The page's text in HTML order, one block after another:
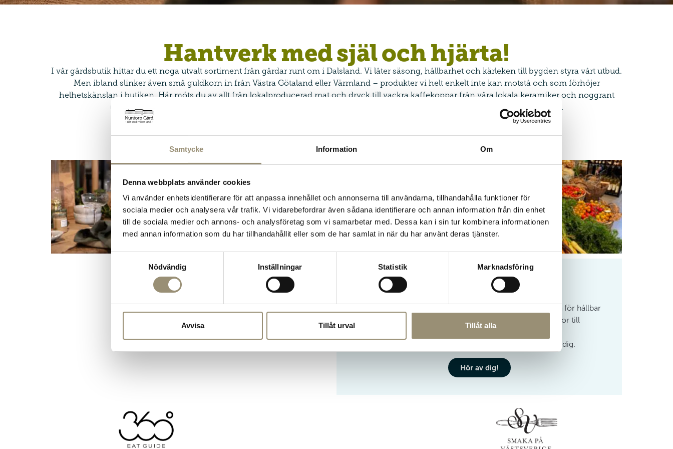
Samtycke Information Om
Denna webbplats använder cookies
Vi använder enhetsidentifierare för att anpassa innehållet och annonserna till användarna, tillhandahålla funktioner för
sociala medier och analysera vår trafik. Vi vidarebefordrar även sådana identifierare och annan information från din enhet
till de sociala medier och annons- och analysföretag som vi samarbetar med. Dessa kan i sin tur kombinera informationen
med annan information som du har tillhandahållit eller som de har samlat in när du har använt deras tjänster.
Nödvändig
Inställningar Statistik Marknadsföring
Avvisa Tillåt urval Tillåt alla
Hantverk med själ och hjärta!
I vår gårdsbutik hittar du ett noga utvalt sortiment från gårdar runt om i Dalsland. Vi låter säsong, hållbarhet och kärleken till bygden styra vårt utbud.
Men ibland slinker även små guldkorn in från Västra Götaland eller Värmland – produkter vi helt enkelt inte kan motstå och som förhöjer
helhetskänslan i butiken. Här möts du av allt från lokalproducerad mat och dryck till vackra kaffekoppar från våra lokala keramiker och noggrant
utvalda inredningsdetaljer. Varje produkt är vald med omsorg och berättar något om människorna och miljön bakom.
Våra design & inredningsleverantörer
Är du intresserad?
Vi letar alltid efter nya leverantörer som delar vår passion för hållbar
odling och produktion. Om du vill leverera dina varor till
till annica@nuntorp.se så tar vi gärna kontakt med dig.
Hör av dig!